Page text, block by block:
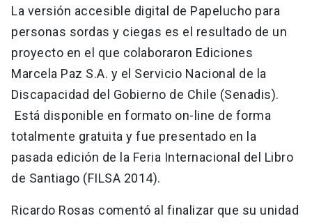
La versión accesible digital de Papelucho para
personas sordas y ciegas es el resultado de un
proyecto en el que colaboraron Ediciones
Marcela Paz S.A. y el Servicio Nacional de la
Discapacidad del Gobierno de Chile (Senadis).
Está disponible en formato on-line de forma
totalmente gratuita y fue presentado en la
pasada edición de la Feria Internacional del Libro
de Santiago (FILSA 2014).
Ricardo Rosas comentó al finalizar que su unidad